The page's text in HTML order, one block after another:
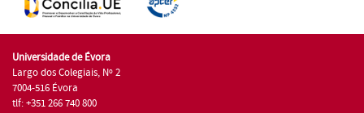
Universidade de Évora
Largo dos Colegiais, Nº 2
7004-516 Évora
tlf: +351 266 740 800